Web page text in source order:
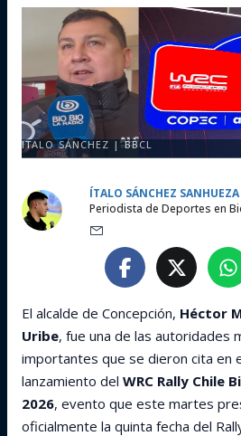
ITALO SÁNCHEZ | BBCL
ÍTALO SÁNCHEZ SANHUEZA
Periodista de Deportes en
El alcalde de Concepción, Héctor
Uribe, fue una de las autoridades
importantes que se dieron cita en
lanzamiento del WRC Rally Chile
2026, evento que este martes
oficialmente la quinta fecha del